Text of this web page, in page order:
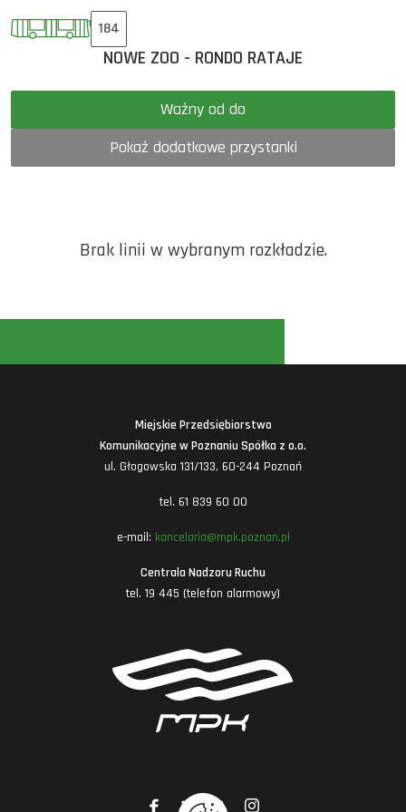
184
NOWE ZOO - RONDO RATAJE
Ważny od do
Pokaż dodatkowe przystanki
Brak linii w wybranym rozkładzie.
Miejskie Przedsiębiorstwo
Komunikacyjne w Poznaniu Spółka z o.o.
ul. Głogowska 131/133, 60-244 Poznań
tel. 61 839 60 00
e-mail: kancelaria@mpk.poznan.pl
Centrala Nadzoru Ruchu
tel. 19 445 (telefon alarmowy)